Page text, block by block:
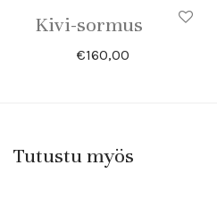
Kivi-sormus
€160,00
Tutustu myös